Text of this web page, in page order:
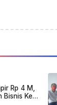
Rp 4 M,
Bisnis Ke